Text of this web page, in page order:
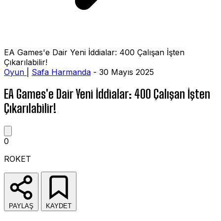
EA Games'e Dair Yeni İddialar: 400 Çalışan İşten
Çıkarılabilir!
Oyun
Safa Harmanda - 30 Mayıs 2025
EA Games'e Dair Yeni İddialar: 400 Çalışan İşten
Çıkarılabilir!
0
ROKET
PAYLAŞ KAYDET